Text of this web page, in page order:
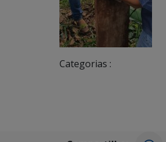
Categorias :